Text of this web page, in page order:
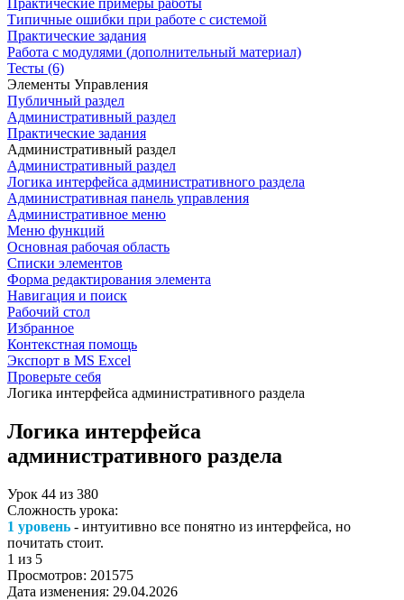
Практические примеры работы
Типичные ошибки при работе с системой
Практические задания
Работа с модулями (дополнительный материал)
Тесты (6)
Элементы Управления
Публичный раздел
Административный раздел
Практические задания
Административный раздел
Административный раздел
Логика интерфейса административного раздела
Административная панель управления
Административное меню
Меню функций
Основная рабочая область
Списки элементов
Форма редактирования элемента
Навигация и поиск
Рабочий стол
Избранное
Контекстная помощь
Экспорт в MS Excel
Проверьте себя
Логика интерфейса административного раздела
Логика интерфейса
административного раздела
Урок 44 из 380
Сложность урока:
1 уровень - интуитивно все понятно из интерфейса, но
почитать стоит.
1 из 5
Просмотров: 201575
Дата изменения: 29.04.2026